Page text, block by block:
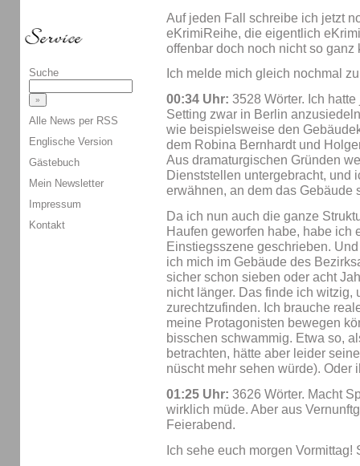
Auf jeden Fall schreibe ich jetzt
eKrimiReihe, die eigentlich eKrimi
offenbar doch noch nicht so ganz
Ich melde mich gleich nochmal
00:34 Uhr: 3528 Wörter. Ich
Setting zwar in Berlin
wie beispielsweise den
dem Robina Bernhardt und
Aus dramaturgischen Gründen
Dienststellen untergebracht, und
erwähnen, an dem das Gebäude
Da ich nun auch die ganze
Haufen geworfen habe, habe ich
Einstiegsszene geschrieben.
ich mich im Gebäude des
sicher schon sieben oder acht
nicht länger. Das finde ich witzig,
zurechtzufinden. Ich brauche
meine Protagonisten bewegen
bisschen schwammig. Etwa so,
betrachten, hätte aber leider
nüscht mehr sehen würde). Oder
01:25 Uhr: 3626 Wörter. Macht
wirklich müde. Aber aus
Feierabend.
Ich sehe euch morgen Vormittag!
Suche
Alle News per RSS
Englische Version
Gästebuch
Mein Newsletter
Impressum
Kontakt